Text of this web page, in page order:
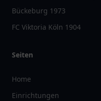
Bückeburg 1973
FC Viktoria Köln 1904
Seiten
Home
Einrichtungen